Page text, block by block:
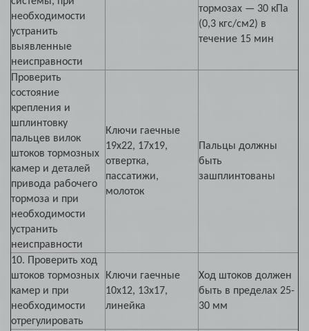
необходимости
устранить
выявленные
неисправности
тормозах — 30 кПа
(0,3 кгс/см2) в
течение 15 мин
Проверить
состояние
крепления и
шплинтовку
пальцев вилок
штоков тормозных
камер и деталей
привода рабочего
тормоза и при
необходимости
устранить
неисправности
Ключи гаечные
19х22, 17х19,
отвертка,
пассатижи,
молоток
Пальцы должны
быть
зашплинтованы
10. Проверить ход
штоков тормозных
камер и при
необходимости
отрегулировать
Ключи гаечные
10х12, 13х17,
линейка
Ход штоков должен
быть в пределах 25-
30 мм